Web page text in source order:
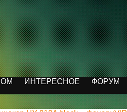
ИНТЕРЕСНОЕ ФОРУМ